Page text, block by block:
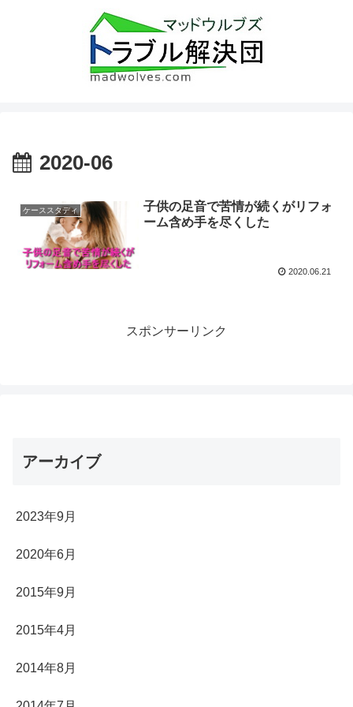
2020-06
ケーススタディ
子供の足音で苦情が続くがリフォ
ーム含め手を尽くした
2020.06.21
スポンサーリンク
アーカイブ
2023年9月
2020年6月
2015年9月
2015年4月
2014年8月